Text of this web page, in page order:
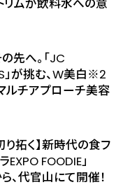
リムが飲料水への意
へ――。「JC
」が挑む、W美白※2
ルチアプローチ美容
り拓く】新時代の食フ
EXPO FOODIE」
、代官山にて開催！